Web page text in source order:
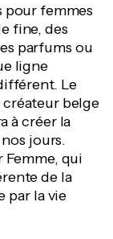
pour femmes
fine, des
parfums ou
ligne
Le
créateur belge
à créer la
jours.
Femme, qui
de la
par la vie